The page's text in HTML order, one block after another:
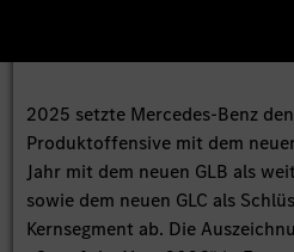
2025 setzte Mercedes-Benz
Produktoffensive mit dem
Jahr mit dem neuen GLB als
sowie dem neuen GLC als
Kernsegment ab. Die